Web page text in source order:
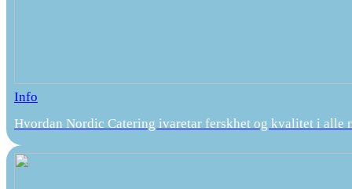
Info
Hvordan Nordic Catering ivaretar ferskhet og kvalitet i alle